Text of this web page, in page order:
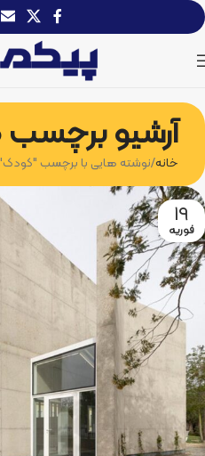
آرشیو
خانه نوشته هایی با برچسب
19
فوریه